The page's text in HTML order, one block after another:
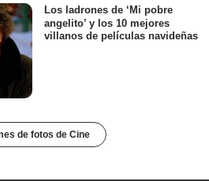
Los ladrones de ‘Mi pobre
angelito’ y los 10 mejores
villanos de películas navideñas
de fotos de Cine